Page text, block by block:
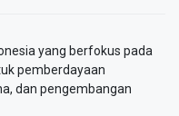
yang berfokus pada
pemberdayaan
dan pengembangan